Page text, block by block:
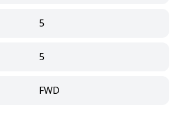
5
5
FWD